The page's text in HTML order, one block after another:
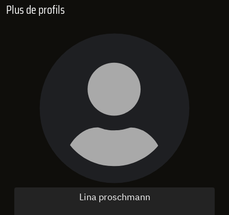
Plus de profils
Lina proschmann